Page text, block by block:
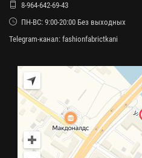
8-964-642-69-43
ПН-ВС: 9:00-20:00 Без выходных
Telegram-канал: fashionfabrictkani